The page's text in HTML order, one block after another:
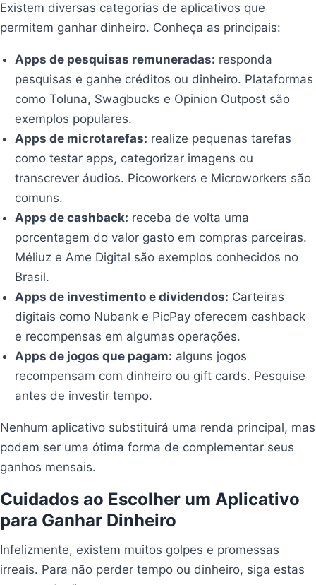
Existem diversas categorias de aplicativos que
permitem ganhar dinheiro. Conheça as principais:
Apps de pesquisas remuneradas: responda
pesquisas e ganhe créditos ou dinheiro. Plataformas
como Toluna, Swagbucks e Opinion Outpost são
exemplos populares.
Apps de microtarefas: realize pequenas tarefas
como testar apps, categorizar imagens ou
transcrever áudios. Picoworkers e Microworkers são
comuns.
Apps de cashback: receba de volta uma
porcentagem do valor gasto em compras parceiras.
Méliuz e Ame Digital são exemplos conhecidos no
Brasil.
Apps de investimento e dividendos: Carteiras
digitais como Nubank e PicPay oferecem cashback
e recompensas em algumas operações.
Apps de jogos que pagam: alguns jogos
recompensam com dinheiro ou gift cards. Pesquise
antes de investir tempo.
Nenhum aplicativo substituirá uma renda principal, mas
podem ser uma ótima forma de complementar seus
ganhos mensais.
Cuidados ao Escolher um Aplicativo
para Ganhar Dinheiro
Infelizmente, existem muitos golpes e promessas
irreais. Para não perder tempo ou dinheiro, siga estas